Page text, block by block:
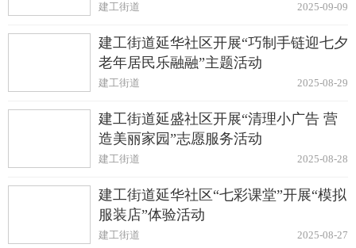
2025-09-09
建工街道
建工街道延华社区开展“巧制手链迎七夕
老年居民乐融融”主题活动
2025-08-29
建工街道
建工街道延盛社区开展“清理小广告 营
造美丽家园”志愿服务活动
2025-08-28
建工街道
建工街道延华社区“七彩课堂”开展“模拟
服装店”体验活动
2025-08-27
建工街道